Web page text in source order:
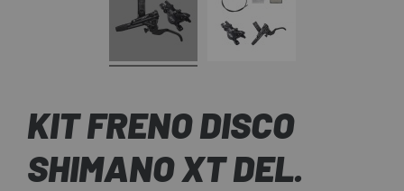
KIT FRENO DISCO
SHIMANO XT DEL.